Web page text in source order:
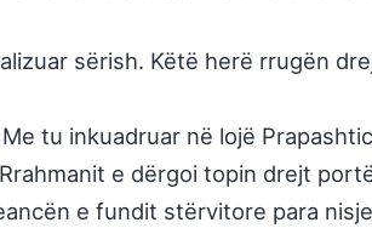
sërish. Këtë herë rrugën
tu inkuadruar në lojë
e dërgoi topin drejt
e fundit stërvitore para